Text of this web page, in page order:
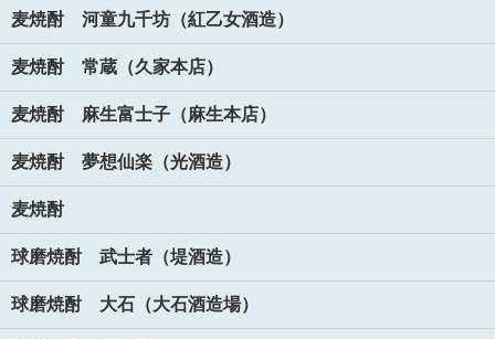
麦焼酎 河童九千坊（紅乙女酒造）
麦焼酎 常蔵（久家本店）
麦焼酎 麻生富士子（麻生本店）
麦焼酎 夢想仙楽（光酒造）
麦焼酎
球磨焼酎 武士者（堤酒造）
球磨焼酎 大石（大石酒造場）